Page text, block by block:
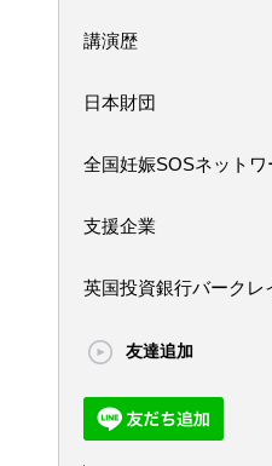
講演歴
日本財団
全国妊娠SOSネットワ
支援企業
英国投資銀行バークレ
友達追加